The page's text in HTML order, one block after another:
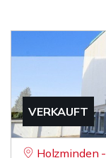
VERKAUFT
Holzminden